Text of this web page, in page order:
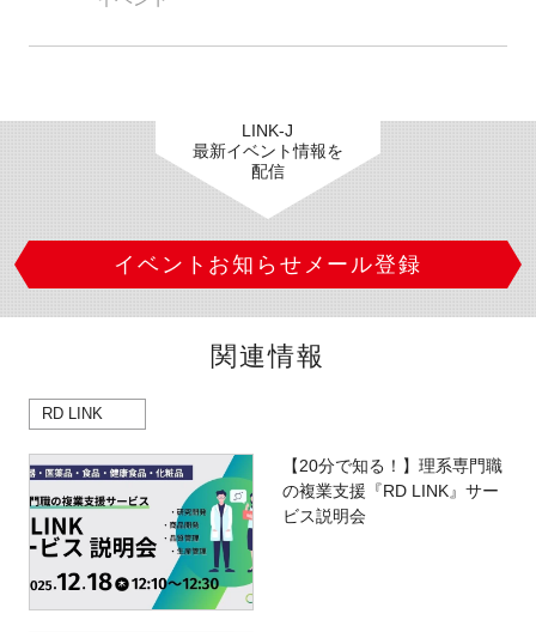
LINK-J
最新イベント情報を
配信
イベントお知らせメール登録
関連情報
RD LINK
【20分で知る！】理系専門職
の複業支援『RD LINK』サー
ビス説明会